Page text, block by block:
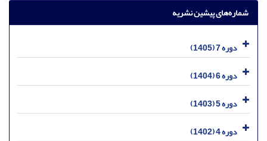
شماره‌های پیشین نشریه
دوره 7 (1405)
دوره 6 (1404)
دوره 5 (1403)
دوره 4 (1402)